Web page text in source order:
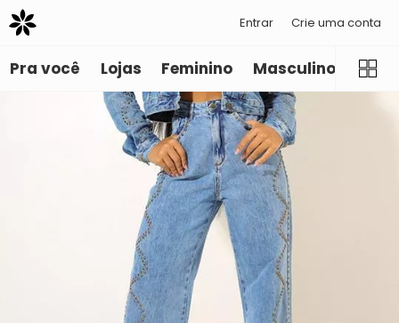
Entrar Crie uma conta
Pra você Lojas Feminino Masculino